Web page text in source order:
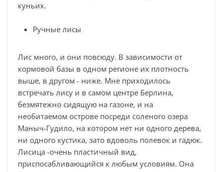
куньих.
Ручные лисы
Лис много, и они повсюду. В зависимости от
кормовой базы в одном регионе их плотность
выше, в другом - ниже. Мне приходилось
встречать лису и в самом центре Берлина,
безмятежно сидящую на газоне, и на
необитаемом острове посреди соленого озера
Маныч-Гудило, на котором нет ни одного дерева,
ни одного кустика, зато вдоволь полевок и гадюк.
Лисица -очень пластичный вид,
приспосабливающийся к любым условиям. Она